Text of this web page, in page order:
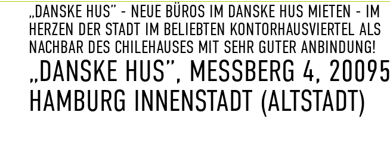
„DANSKE HUS” - NEUE BÜROS IM DANSKE HUS MIETEN - IM
HERZEN DER STADT IM BELIEBTEN KONTORHAUSVIERTEL ALS
NACHBAR DES CHILEHAUSES MIT SEHR GUTER ANBINDUNG!
„DANSKE HUS”, MESSBERG 4, 20095 H
AMBURG INNENSTADT (ALTSTADT)